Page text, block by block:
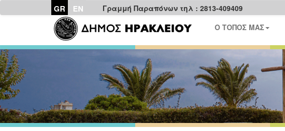
GR EN Γραμμή Παραπόνων τηλ : 2813-409409
Ο ΤΟΠΟΣ ΜΑΣ